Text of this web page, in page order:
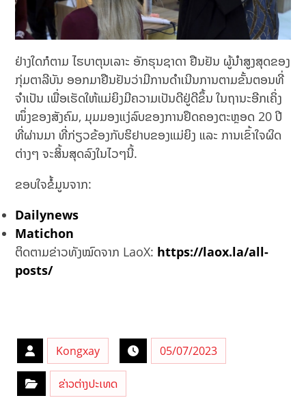
ຢ່າງໃດກໍຕາມ ໄຮບາຕຸນເລາະ ອັກຮຸນຊາດາ ຢືນຢັນ ຜູ້ນຳສູງສຸດຂອງ
ກຸ່ມຕາລີບັນ ອອກມາຢືນຢັນວ່າມີການດຳເນີນການຕາມຂັ້ນຕອນທີ່
ຈຳເປັນ ເພື່ອເຮັດໃຫ້ແມ່ຍິງມີຄວາມເປັນດີຢູ່ດີຂຶ້ນ ໃນຖານະອີກເຄິ່ງ
ໜຶ່ງຂອງສັງຄົມ, ມຸມມອງແງ່ລົບຂອງການຢຶດຄອງຕະຫຼອດ 20 ປີ
ທີ່ຜ່ານມາ ທີ່ກ່ຽວຂ້ອງກັບຮິຢາບຂອງແມ່ຍິງ ແລະ ການເຂົ້າໃຈຜິດ
ຕ່າງໆ ຈະສິ້ນສຸດລົງໃນໄວໆນີ້.
ຂອບໃຈຂໍ້ມູນຈາກ:
Dailynews
Matichon
ຕິດຕາມຂ່າວທັງໝົດຈາກ LaoX: https://laox.la/all-
posts/
Kongxay 05/07/2023
ຂ່າວຕ່າງປະເທດ